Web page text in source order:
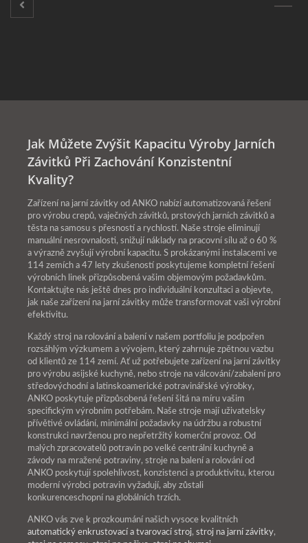
Jak Můžete Zvýšit Kapacitu Výroby Jarních
Závitků Při Zachování Konzistentní
Kvality?
Zařízení na jarní závitky od ANKO nabízí automatizovaná řešení
pro výrobu crepů, vaječných závitků, prstových jarních závitků a
těsta na samosu s přesností a rychlostí. Naše stroje eliminují
manuální nesrovnalosti, snižují náklady na pracovní sílu až o 60 %
a výrazně zvyšují výrobní kapacitu. S prokázanými instalacemi ve
114 zemích a 47 lety zkušeností poskytujeme kompletní řešení
výrobních linek přizpůsobená vašim objemovým požadavkům.
Kontaktujte nás ještě dnes pro individuální konzultaci a objevte,
jak naše zařízení na jarní závitky může transformovat vaši výrobní
efektivitu.
Každý stroj na rolování a balení v našem portfoliu je podpořen
rozsáhlým výzkumem a vývojem, který zahrnuje zpětnou vazbu
od klientů ze 114 zemí. Ať už potřebujete zařízení na jarní závitky
pro výrobu asijské kuchyně, nebo stroje na válcování/zabalení pro
středovýchodní a latinskoamerické potravinářské výrobky,
ANKO poskytuje přizpůsobená řešení šitá na míru vašim
specifickým výrobním potřebám. Naše stroje mají uživatelsky
přívětivé ovládání, minimální požadavky na údržbu a robustní
konstrukci navrženou pro nepřetržitý komerční provoz. Od
malých zpracovatelů potravin po velké centrální kuchyně a
závody na mražené potraviny, stroje na balení a rolování od
ANKO poskytují spolehlivost, konzistenci a produktivitu, kterou
moderní výrobci potravin vyžadují, aby zůstali
konkurenceschopní na globálních trzích.
ANKO vás zve k prozkoumání našich vysoce kvalitních
automatický enkrustovací a tvarovací stroj, stroj na jarní závitky,